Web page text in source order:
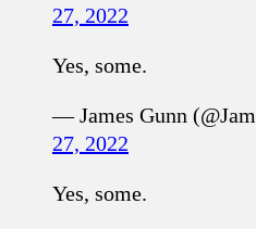
27, 2022
Yes, some.
— James Gunn
27, 2022
Yes, some.